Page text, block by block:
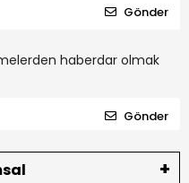
Gönder
haberdar olmak
Gönder